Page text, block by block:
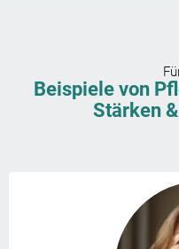
Beispiele von
Stärken